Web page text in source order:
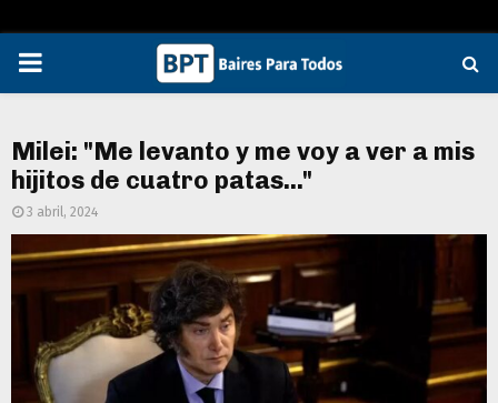
PRIMARY
Milei: "Me levanto y me voy a ver a mis
hijitos de cuatro patas..."
3 abril, 2024